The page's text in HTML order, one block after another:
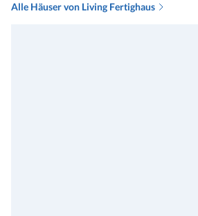
Alle Häuser von Living Fertighaus